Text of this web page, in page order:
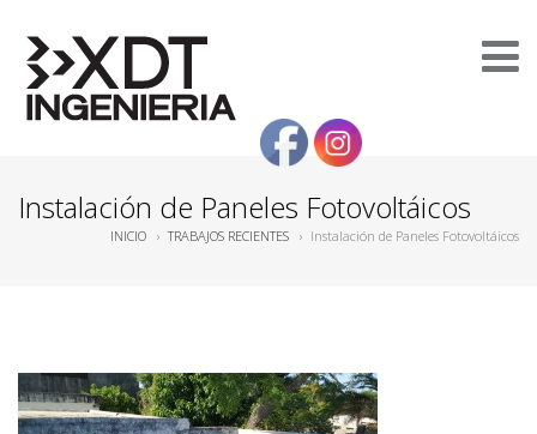
Instalación de Paneles Fotovoltáicos
INICIO ›TRABAJOS RECIENTES › Instalación de Paneles Fotovoltáicos